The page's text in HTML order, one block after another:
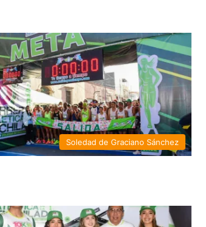
Soledad de Graciano Sánchez